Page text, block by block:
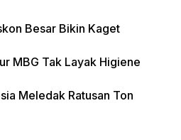
Besar Bikin Kaget
MBG Tak Layak Higiene
Meledak Ratusan Ton